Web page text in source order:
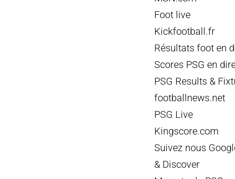
Foot live
Kickfootball.fr
Résultats foot en
Scores PSG en
PSG Results &
footballnews.net
PSG Live
Kingscore.com
Suivez nous
& Discover